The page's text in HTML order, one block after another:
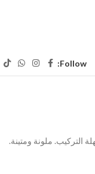
Follow:
التركيب. ملونة ومتينة.